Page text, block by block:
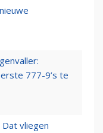
777-9’s te
vliegen